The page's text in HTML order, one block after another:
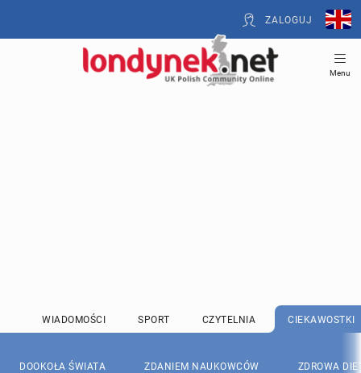
ZALOGUJ
Menu
WIADOMOŚCI SPORT CZYTELNIA CIEKAWOSTKI
DOOKOŁA ŚWIATA ZDANIEM NAUKOWCÓW ZDROWA